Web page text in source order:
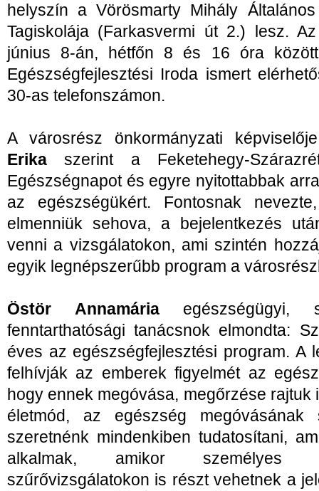
helyszín a Vörösmarty Mihály
Tagiskolája (Farkasvermi út 2.) lesz.
június 8-án, hétfőn 8 és 16 óra
Egészségfejlesztési Iroda ismert
30-as telefonszámon.
A városrész önkormányzati
Erika szerint a Feketehegy-
Egészségnapot és egyre nyitottabbak
az egészségükért. Fontosnak
elmenniük sehova, a bejelentkezés
venni a vizsgálatokon, ami szintén
egyik legnépszerűbb program a
Östör Annamáriaegészségügyi,
fenntarthatósági tanácsnok elmondta:
éves az egészségfejlesztési program. A
felhívják az emberek figyelmét az
hogy ennek megóvása, megőrzése rajtuk
életmód, az egészség megóvásának
szeretnénk mindenkiben tudatosítani,
alkalmak, amikor személyes
szűrővizsgálatokon is részt vehetnek a